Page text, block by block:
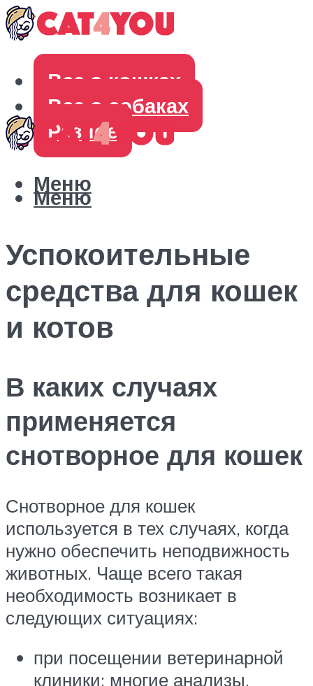
Все о кошках
Все о собаках
Разное
Меню
Меню
Успокоительные
средства для кошек
и котов
В каких случаях
применяется
снотворное для кошек
Снотворное для кошек
используется в тех случаях, когда
нужно обеспечить неподвижность
животных. Чаще всего такая
необходимость возникает в
следующих ситуациях:
при посещении ветеринарной
клиники: многие анализы,